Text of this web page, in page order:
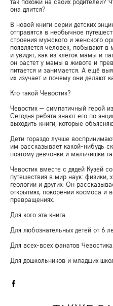
она длится?
В новой книги серии детских
отправятся в необычное
строения мужского и женского
появляется человек, побывают в
и увидят, как из клеток мамы и
он растет у мамы в животе и
питается и занимается. А ещё
их изучает и почему они делают
Кто такой Чевостик?
Чевостик — симпатичный герой
Сегодня ребята знают его по
выходить книги, которые
Дети гораздо лучше
им рассказывает какой-нибудь
поэтому девчонки и мальчишки
Чевостик вместе с дядей Кузей
путешествия в мир наук: физики,
геологии и других. Он
открытиях, покорении космоса и
превращениях.
Для кого эта книга
Для любознательных детей от 6
Для всех-всех фанатов Чевостика.
Для дошкольников и младших